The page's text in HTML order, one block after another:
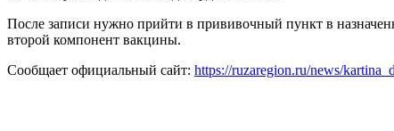
После записи нужно прийти в прививочный пункт в
второй компонент вакцины.
Сообщает официальный сайт: https://ruzaregion.ru/news/